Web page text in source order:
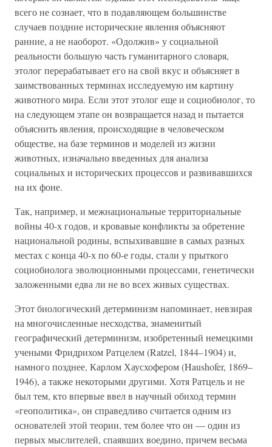
всего не сознает, что в подавляющем большинстве
случаев поздние исторические явления объясняют
ранние, а не наоборот. «Одолжив» у социальной
реальности большую часть гуманитарного словаря,
этолог перерабатывает его на свой вкус и объясняет в
заимствованных терминах исследуемую им картину
животного мира. Если этот этолог еще и социобиолог, то
на следующем этапе он возвращается назад и пытается
объяснить явления, происходящие в человеческом
обществе, на базе терминов и моделей из жизни
животных, изначально введенных для анализа
социальных и исторических процессов и развивавшихся
на их фоне.
Так, например, и межнациональные территориальные
войны 40-х годов, и кровавые конфликты за обретение
национальной родины, вспыхивавшие в самых разных
местах с конца 40-х по 60-е годы, стали у прыткого
социобиолога эволюционными процессами, генетически
заложенными едва ли не во всех живых существах.
Этот биологический детерминизм напоминает, невзирая
на многочисленные несходства, знаменитый
географический детерминизм, изобретенный немецкими
учеными Фридрихом Ратцелем (Ratzel, 1844–1904) и,
намного позднее, Карлом Хаусхофером (Haushofer, 1869–
1946), а также некоторыми другими. Хотя Ратцель и не
был тем, кто впервые ввел в научный обиход термин
«геополитика», он справедливо считается одним из
основателей этой теории, тем более что он — один из
первых мыслителей, спаявших воедино, причем весьма